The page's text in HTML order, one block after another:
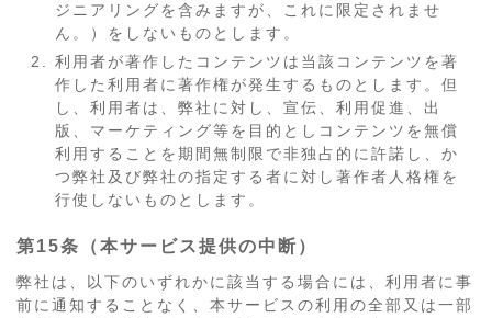
ジニアリングを含みますが、これに限定されませ
ん。）をしないものとします。
利用者が著作したコンテンツは当該コンテンツを著
作した利用者に著作権が発生するものとします。但
し、利用者は、弊社に対し、宣伝、利用促進、出
版、マーケティング等を目的としコンテンツを無償
利用することを期間無制限で非独占的に許諾し、か
つ弊社及び弊社の指定する者に対し著作者人格権を
行使しないものとします。
第15条（本サービス提供の中断）
弊社は、以下のいずれかに該当する場合には、利用者に事
前に通知することなく、本サービスの利用の全部又は一部